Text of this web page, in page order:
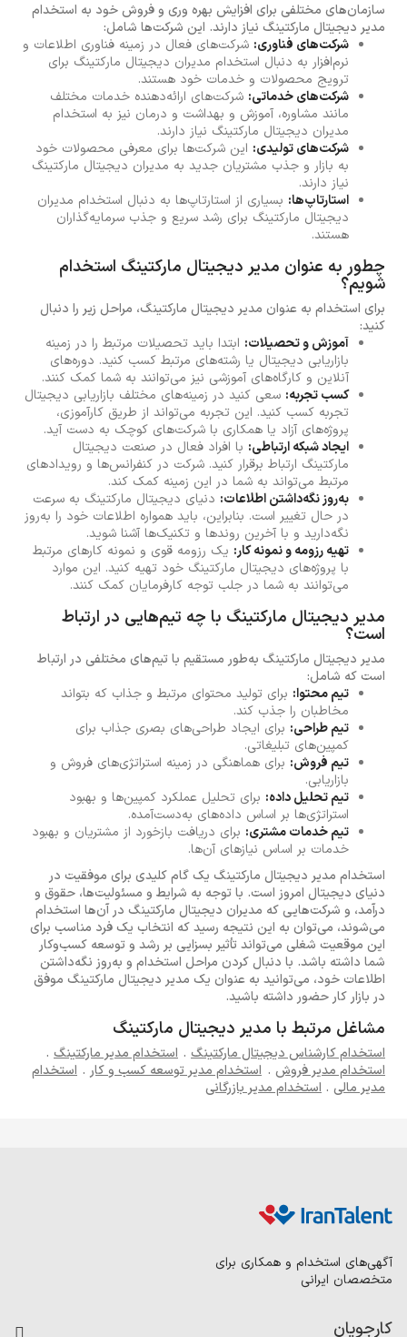
سازمان‌های مختلفی برای افزایش بهره وری و فروش خود به استخدام
مدیر دیجیتال مارکتینگ نیاز دارند. این شرکت‌ها شامل:
شرکت‌های فناوری: شرکت‌های فعال در زمینه فناوری اطلاعات و
نرم‌افزار به دنبال استخدام مدیران دیجیتال مارکتینگ برای
ترویج محصولات و خدمات خود هستند.
شرکت‌های خدماتی: شرکت‌های ارائه‌دهنده خدمات مختلف
مانند مشاوره، آموزش و بهداشت و درمان نیز به استخدام
مدیران دیجیتال مارکتینگ نیاز دارند.
شرکت‌های تولیدی: این شرکت‌ها برای معرفی محصولات خود
به بازار و جذب مشتریان جدید به مدیران دیجیتال مارکتینگ
نیاز دارند.
استارتاپ‌ها: بسیاری از استارتاپ‌ها به دنبال استخدام مدیران
دیجیتال مارکتینگ برای رشد سریع و جذب سرمایه‌گذاران
هستند.
چطور به عنوان مدیر دیجیتال مارکتینگ استخدام
شویم؟
برای استخدام به عنوان مدیر دیجیتال مارکتینگ، مراحل زیر را دنبال
کنید:
آموزش و تحصیلات: ابتدا باید تحصیلات مرتبط را در زمینه
بازاریابی دیجیتال یا رشته‌های مرتبط کسب کنید. دوره‌های
آنلاین و کارگاه‌های آموزشی نیز می‌توانند به شما کمک کنند.
کسب تجربه: سعی کنید در زمینه‌های مختلف بازاریابی دیجیتال
تجربه کسب کنید. این تجربه می‌تواند از طریق کارآموزی،
پروژه‌های آزاد یا همکاری با شرکت‌های کوچک به دست آید.
ایجاد شبکه ارتباطی: با افراد فعال در صنعت دیجیتال
مارکتینگ ارتباط برقرار کنید. شرکت در کنفرانس‌ها و رویدادهای
مرتبط می‌تواند به شما در این زمینه کمک کند.
به‌روز نگه‌داشتن اطلاعات: دنیای دیجیتال مارکتینگ به سرعت
در حال تغییر است. بنابراین، باید همواره اطلاعات خود را به‌روز
نگه‌دارید و با آخرین روندها و تکنیک‌ها آشنا شوید.
تهیه رزومه و نمونه کار: یک رزومه قوی و نمونه کارهای مرتبط
با پروژه‌های دیجیتال مارکتینگ خود تهیه کنید. این موارد
می‌توانند به شما در جلب توجه کارفرمایان کمک کنند.
مدیر دیجیتال مارکتینگ با چه تیم‌هایی در ارتباط
است؟
مدیر دیجیتال مارکتینگ به‌طور مستقیم با تیم‌های مختلفی در ارتباط
است که شامل:
تیم محتوا: برای تولید محتوای مرتبط و جذاب که بتواند
مخاطبان را جذب کند.
تیم طراحی: برای ایجاد طراحی‌های بصری جذاب برای
کمپین‌های تبلیغاتی.
تیم فروش: برای هماهنگی در زمینه استراتژی‌های فروش و
بازاریابی.
تیم تحلیل داده: برای تحلیل عملکرد کمپین‌ها و بهبود
استراتژی‌ها بر اساس داده‌های به‌دست‌آمده.
تیم خدمات مشتری: برای دریافت بازخورد از مشتریان و بهبود
خدمات بر اساس نیازهای آن‌ها.
استخدام مدیر دیجیتال مارکتینگ یک گام کلیدی برای موفقیت در
دنیای دیجیتال امروز است. با توجه به شرایط و مسئولیت‌ها، حقوق و
درآمد، و شرکت‌هایی که مدیران دیجیتال مارکتینگ در آن‌ها استخدام
می‌شوند، می‌توان به این نتیجه رسید که انتخاب یک فرد مناسب برای
این موقعیت شغلی می‌تواند تأثیر بسزایی بر رشد و توسعه کسب‌وکار
شما داشته باشد. با دنبال کردن مراحل استخدام و به‌روز نگه‌داشتن
اطلاعات خود، می‌توانید به عنوان یک مدیر دیجیتال مارکتینگ موفق
در بازار کار حضور داشته باشید.
مشاغل مرتبط با مدیر دیجیتال مارکتینگ
استخدام کارشناس دیجیتال مارکتینگ . استخدام مدیر مارکتینگ .
استخدام مدیر فروش . استخدام مدیر توسعه کسب و کار . استخدام
مدیر مالی . استخدام مدیر بازرگانی
آگهی‌های استخدام و همکاری برای
متخصصان ایرانی
کارجویان